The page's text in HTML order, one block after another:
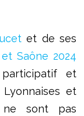
et de ses
Saône 2024
et
et
ne sont pas